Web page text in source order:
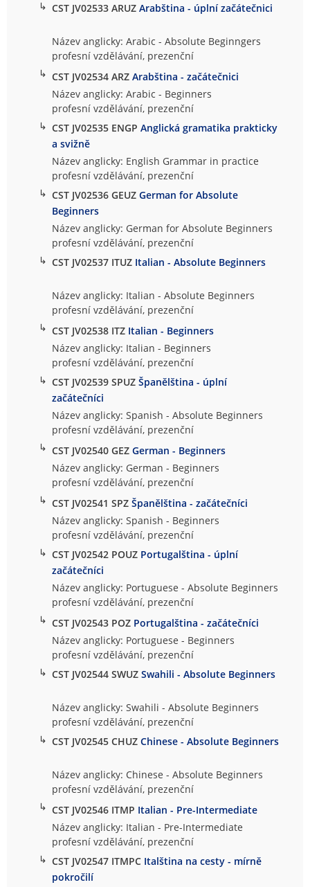
↳ CST JV02533 ARUZArabština - úplní začátečnici
Název anglicky: Arabic - Absolute Beginngers
profesní vzdělávání, prezenční
↳ CST JV02534 ARZArabština - začátečnici
Název anglicky: Arabic - Beginners
profesní vzdělávání, prezenční
↳ CST JV02535 ENGPAnglická gramatika prakticky
a svižně
Název anglicky: English Grammar in practice
profesní vzdělávání, prezenční
↳ CST JV02536 GEUZGerman for Absolute
Beginners
Název anglicky: German for Absolute Beginners
profesní vzdělávání, prezenční
↳ CST JV02537 ITUZ Italian - Absolute Beginners
Název anglicky: Italian - Absolute Beginners
profesní vzdělávání, prezenční
↳ CST JV02538 ITZ Italian - Beginners
Název anglicky: Italian - Beginners
profesní vzdělávání, prezenční
↳ CST JV02539 SPUZŠpanělština - úplní
začátečníci
Název anglicky: Spanish - Absolute Beginners
profesní vzdělávání, prezenční
↳ CST JV02540 GEZGerman - Beginners
Název anglicky: German - Beginners
profesní vzdělávání, prezenční
↳ CST JV02541 SPZŠpanělština - začátečníci
Název anglicky: Spanish - Beginners
profesní vzdělávání, prezenční
↳ CST JV02542 POUZ Portugalština - úplní
začátečníci
Název anglicky: Portuguese - Absolute Beginners
profesní vzdělávání, prezenční
↳ CST JV02543 POZ Portugalština - začátečníci
Název anglicky: Portuguese - Beginners
profesní vzdělávání, prezenční
↳ CST JV02544 SWUZSwahili - Absolute Beginners
Název anglicky: Swahili - Absolute Beginners
profesní vzdělávání, prezenční
↳ CST JV02545 CHUZChinese - Absolute Beginners
Název anglicky: Chinese - Absolute Beginners
profesní vzdělávání, prezenční
↳ CST JV02546 ITMP Italian - Pre-Intermediate
Název anglicky: Italian - Pre-Intermediate
profesní vzdělávání, prezenční
↳ CST JV02547 ITMPC Italština na cesty - mírně
pokročilí